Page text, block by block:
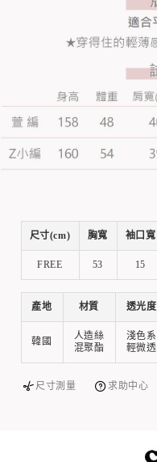
尺寸(cm) 胸寬 袖口寬
FREE 53 15
產地 材質 透光度
韓國
人造絲
混聚酯
淺色系
輕微透
尺寸測量 求助中心